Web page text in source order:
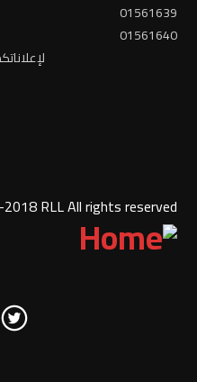
01561639
01561640
RLL All rights reserved